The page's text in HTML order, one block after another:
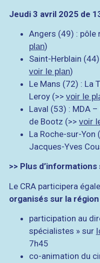
Jeudi 3 avril 2025 de
Angers (49) : pôle
plan)
Saint-Herblain
voir le plan)
Le Mans (72) : La
Leroy (>> voir le
Laval (53) : MDA
de Bootz (>> voir
La Roche-sur-Yon
Jacques-Yves
>> Plus d’informations
Le CRA participera
organisés sur la région
participation au
spécialistes » sur
7h45
co-animation du